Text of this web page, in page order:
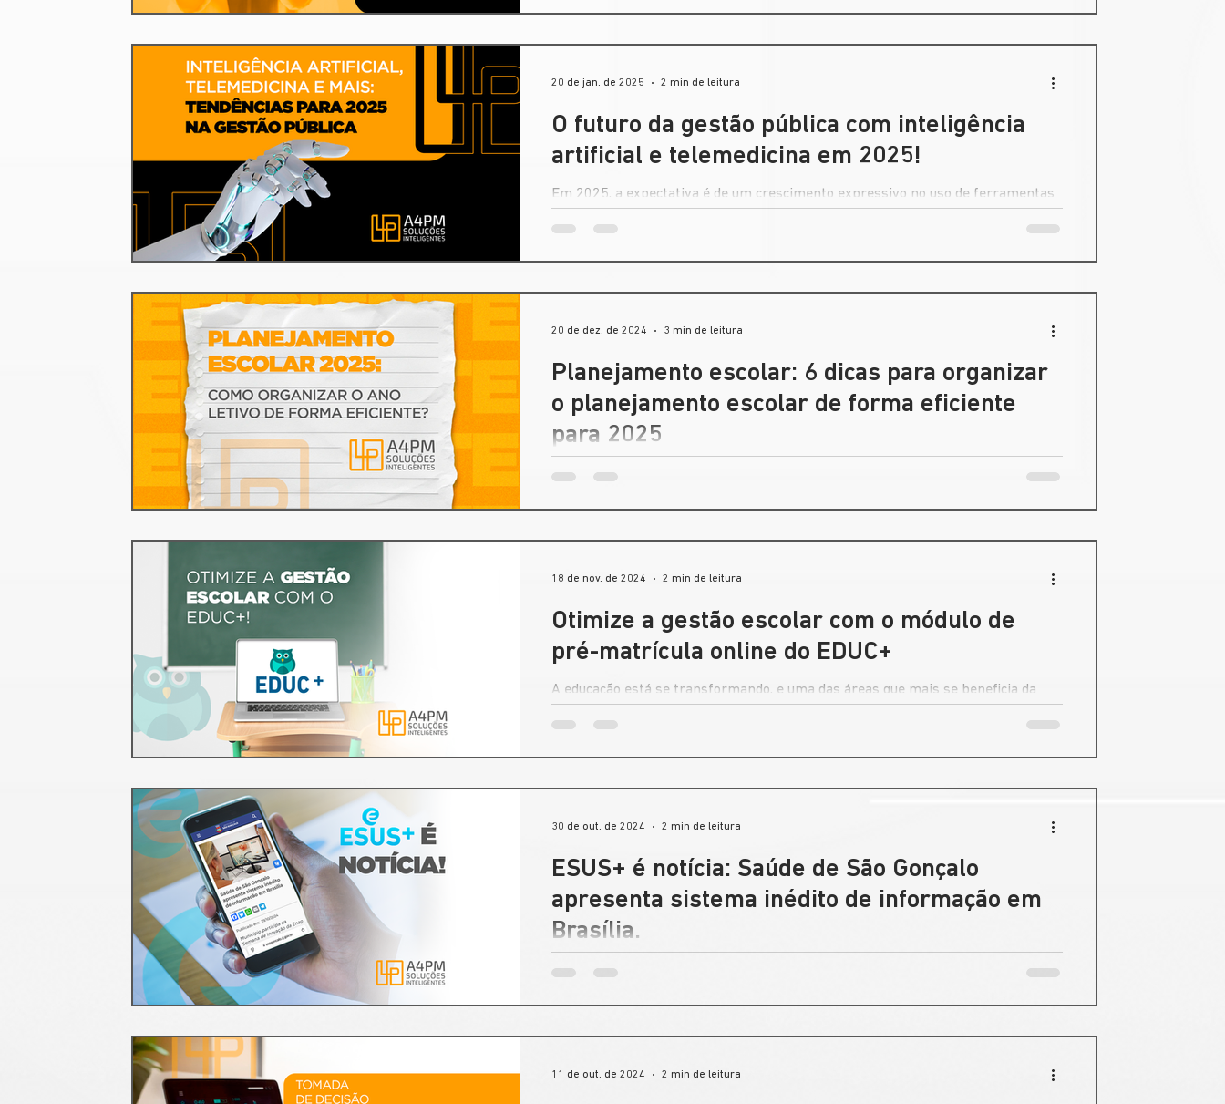
O futuro da gestão pública com inteligência
artificial e telemedicina em 2025!
Em 2025, a expectativa é de um crescimento expressivo no uso de ferramentas
20 de jan. de 2025 2 min de leitura
Planejamento escolar: 6 dicas para organizar
o planejamento escolar de forma eficiente
para 2025
O planejamento escolar é a base para o sucesso de qualquer ano letivo,
20 de dez. de 2024 3 min de leitura
Otimize a gestão escolar com o módulo de
pré-matrícula online do EDUC+
A educação está se transformando, e uma das áreas que mais se beneficia da
18 de nov. de 2024 2 min de leitura
ESUS+ é notícia: Saúde de São Gonçalo
apresenta sistema inédito de informação em
Brasília.
A Prefeitura de São Gonçalo é destaque na Semana de Inovação da Escola
30 de out. de 2024 2 min de leitura
11 de out. de 2024 2 min de leitura